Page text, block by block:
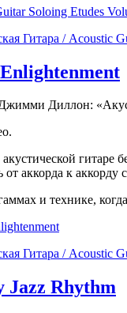
Soloing Etudes
Гитара / Acoustic
Диллон:
от аккорда к
и технике,
Гитара / Acoustic
Jazz Rhythm